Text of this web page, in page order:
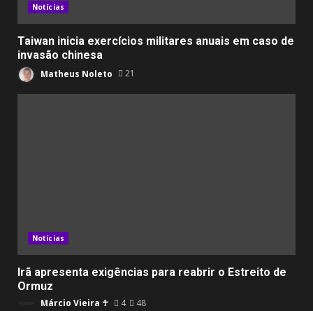
Notícias
Taiwan inicia exercícios militares anuais em caso de
invasão chinesa
Matheus Noleto 21
Notícias
Irã apresenta exigências para reabrir o Estreito de
Ormuz
Márcio Vieira ☥ 4 48